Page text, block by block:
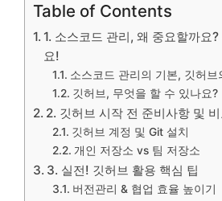
Table of Contents
1. 소스코드 관리, 왜 중요할까요
요!
소스코드 관리의 기본, 깃허브
깃허브, 무엇을 할 수 있나요?
2. 깃허브 시작 전 준비사항 및
깃허브 계정 및 Git 설치
개인 저장소 vs 팀 저장소
3. 실전! 깃허브 활용 핵심 팁
버전관리 & 협업 효율 높이기